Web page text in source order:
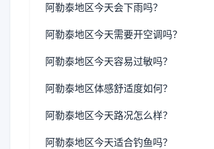
阿勒泰地区今天会下雨吗？
阿勒泰地区今天需要开空调吗？
阿勒泰地区今天容易过敏吗？
阿勒泰地区体感舒适度如何？
阿勒泰地区今天路况怎么样？
阿勒泰地区今天适合钓鱼吗？